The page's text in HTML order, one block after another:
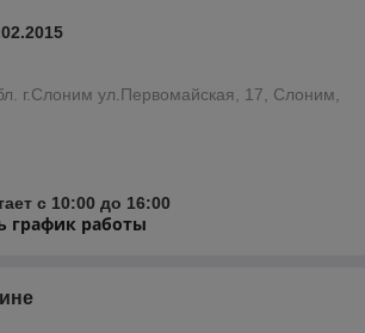
г.Слоним ул.Первомайская, 17, Слоним,
с 10:00 до 16:00
график работы